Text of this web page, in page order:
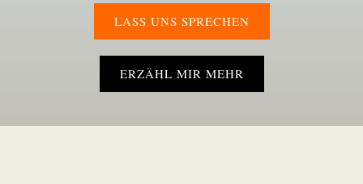
LASS UNS SPRECHEN
ERZÄHL MIR MEHR